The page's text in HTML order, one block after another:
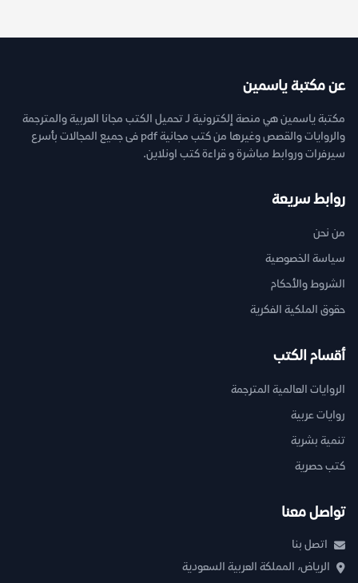
عن مكتبة ياسمين
مكتبة ياسمين هي منصة إلكترونية لـ تحميل الكتب مجانا العربية والمترجمة
والروايات والقصص وغيرها من كتب مجانية pdf فى جميع المجالات بأسرع
سيرفرات وروابط مباشرة و قراءة كتب اونلاين.
روابط سريعة
من نحن
سياسة الخصوصية
الشروط والأحكام
حقوق الملكية الفكرية
أقسام الكتب
الروايات العالمية المترجمة
روايات عربية
تنمية بشرية
كتب حصرية
تواصل معنا
اتصل بنا
الرياض، المملكة العربية السعودية